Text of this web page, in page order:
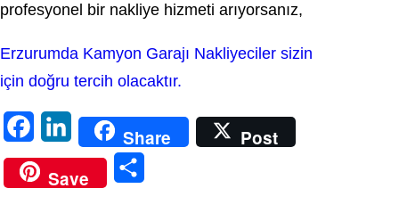
profesyonel bir nakliye hizmeti arıyorsanız,
Erzurumda Kamyon Garajı Nakliyeciler sizin
için doğru tercih olacaktır.
a
c
i
n
Share
Post
Save